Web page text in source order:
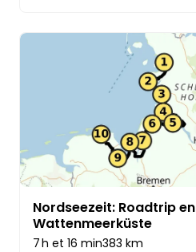
Nordseezeit: Roadtrip
Wattenmeerküste
7 h et 16 min383 km